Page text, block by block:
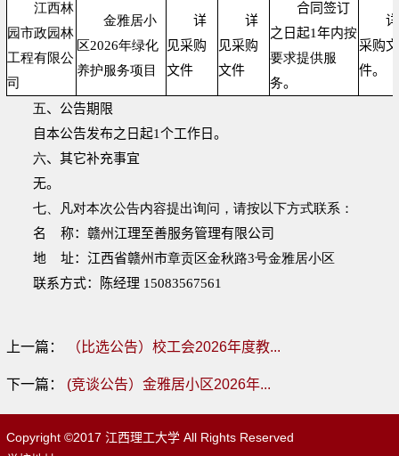
江西林
园市政园林
工程有限公
司
金雅居小
区2026年绿化
养护服务项目
详
见采购
文件
详
见采购
文件
合同签订
之日起1年内按
要求提供服
务。
采购文
件。
五、公告期限
自本公告发布之日起1个工作日。
六、其它补充事宜
无。
七、凡对本次公告内容提出询问，请按以下方式联系：
名
称： 赣州江理至善服务管理有限公司
地
址：江西省赣州市章贡区金秋路3号金雅居小区
联系方式：
陈经理 15083567561
上一篇： （比选公告）校工会2026年度教...
下一篇： (竞谈公告）金雅居小区2026年...
Copyright ©2017 江西理工大学 All Rights Reserved